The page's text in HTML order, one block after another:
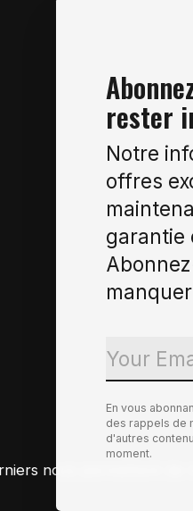
rester
Notre
offres
garantie
En vous
des rappels de
d'autres
moment.
nous permettent